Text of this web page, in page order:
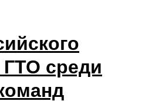
среди